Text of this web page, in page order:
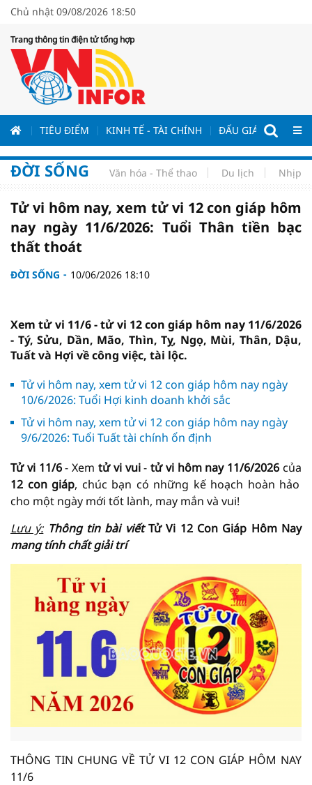
Chủ nhật 09/08/2026 18:50
Trang thông tin điện tử tổng hợp
TIÊU ĐIỂM KINH TẾ - TÀI CHÍNH ĐẤU GIÁ - ĐẤU
ĐỜI SỐNG Văn hóa - Thể thao Du lịch Nhịp
Tử vi hôm nay, xem tử vi 12 con giáp hôm
nay ngày 11/6/2026: Tuổi Thân tiền bạc
thất thoát
ĐỜI SỐNG 10/06/2026 18:10
Xem tử vi 11/6 - tử vi 12 con giáp hôm nay 11/6/2026
- Tý, Sửu, Dần, Mão, Thìn, Tỵ, Ngọ, Mùi, Thân, Dậu,
Tuất và Hợi về công việc, tài lộc.
Tử vi hôm nay, xem tử vi 12 con giáp hôm nay ngày
10/6/2026: Tuổi Hợi kinh doanh khởi sắc
Tử vi hôm nay, xem tử vi 12 con giáp hôm nay ngày
9/6/2026: Tuổi Tuất tài chính ổn định
Tử vi 11/6- Xem tử vi vui-tử vi hôm nay 11/6/2026 của
12 con giáp, chúc bạn có những kế hoạch hoàn hảo
cho một ngày mới tốt lành, may mắn và vui!
Lưu ý: Thông tin bài viếtTử Vi 12 Con Giáp Hôm Nay
mang tính chất giải trí
THÔNG TIN CHUNG VỀ TỬ VI 12 CON GIÁP HÔM NAY
11/6